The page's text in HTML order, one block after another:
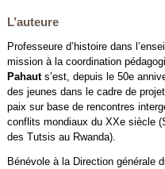
L’auteure
Professeure d’histoire dans
mission à la coordination
Pahauts’est, depuis le 50e
des jeunes dans le cadre de
paix sur base de rencontres
conflits mondiaux du XXe siècle
des Tutsis au Rwanda).
Bénévole à la Direction générale